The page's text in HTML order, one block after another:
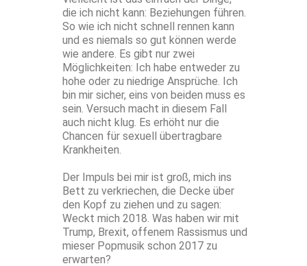
die ich nicht kann: Beziehungen führen.
So wie ich nicht schnell rennen kann
und es niemals so gut können werde
wie andere. Es gibt nur zwei
Möglichkeiten: Ich habe entweder zu
hohe oder zu niedrige Ansprüche. Ich
bin mir sicher, eins von beiden muss es
sein. Versuch macht in diesem Fall
auch nicht klug. Es erhöht nur die
Chancen für sexuell übertragbare
Krankheiten.
Der Impuls bei mir ist groß, mich ins
Bett zu verkriechen, die Decke über
den Kopf zu ziehen und zu sagen:
Weckt mich 2018. Was haben wir mit
Trump, Brexit, offenem Rassismus und
mieser Popmusik schon 2017 zu
erwarten?